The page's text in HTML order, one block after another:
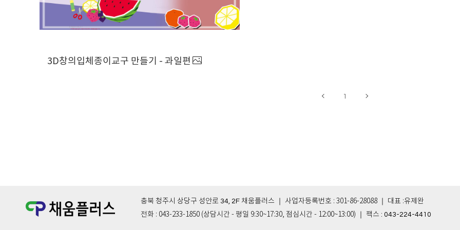
3D창의입체종이교구 만들기 - 과일편
1
충북 청주시 상당구 성안로 34, 2F 채움플러스
｜ 사업자등록번호 : 301-86-28088 ｜ 대표 :유제완
전화 : 043-233-1850 (상담시간 - 평일 9:30~17:30, 점심시간 - 12:00~13:00)
｜ 팩스 : 043-224-4410